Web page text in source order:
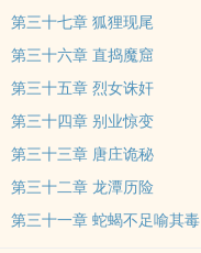
第三十七章 狐狸现尾
第三十六章 直捣魔窟
第三十五章 烈女诛奸
第三十四章 别业惊变
第三十三章 唐庄诡秘
第三十二章 龙潭历险
第三十一章 蛇蝎不足喻其毒